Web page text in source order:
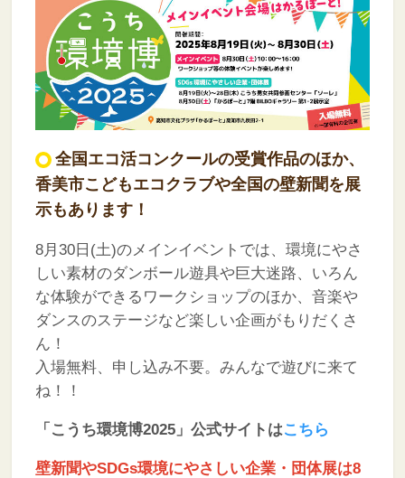
全国エコ活コンクールの受賞作品のほか、
香美市こどもエコクラブや全国の壁新聞を展
示もあります！
8月30日(土)のメインイベントでは、環境にやさ
しい素材のダンボール遊具や巨大迷路、いろん
な体験ができるワークショップのほか、音楽や
ダンスのステージなど楽しい企画がもりだくさ
ん！
入場無料、申し込み不要。みんなで遊びに来て
ね！！
「こうち環境博2025」公式サイトはこちら
壁新聞やSDGs環境にやさしい企業・団体展は8